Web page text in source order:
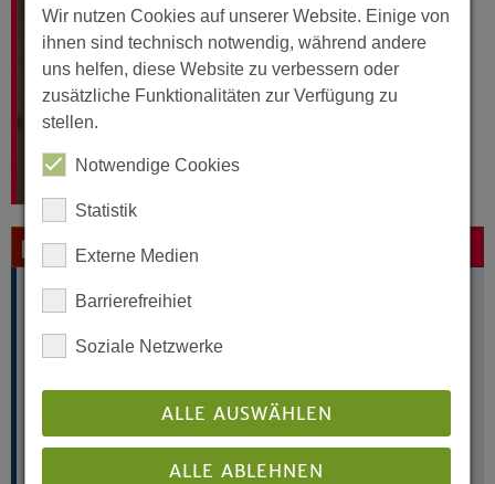
Alexander Bremermann
Landeskirchenamt
Telefon: 0521 594-298
alexander.bremermann@ekvw.de
Wir nutzen Cookies auf unserer Website. Einige von
ihnen sind technisch notwendig, während andere
uns helfen, diese Website zu verbessern oder
zusätzliche Funktionalitäten zur Verfügung zu
stellen.
Notwendige Cookies
Statistik
Externe Medien
Barrierefreihiet
Soziale Netzwerke
ALLE AUSWÄHLEN
ALLE ABLEHNEN